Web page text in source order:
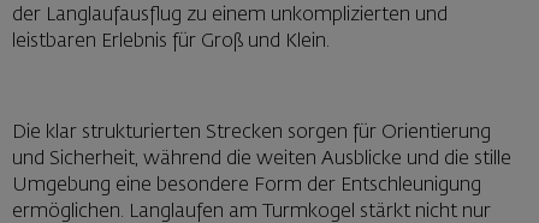
der Langlaufausflug zu einem unkomplizierten und
leistbaren Erlebnis für Groß und Klein.
Die klar strukturierten Strecken sorgen für Orientierung
und Sicherheit, während die weiten Ausblicke und die stille
Umgebung eine besondere Form der Entschleunigung
ermöglichen. Langlaufen am Turmkogel stärkt nicht nur